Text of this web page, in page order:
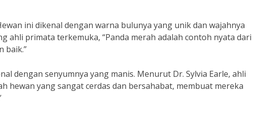
ini dikenal dengan warna bulunya yang unik dan wajahnya
ahli primata terkemuka, “Panda merah adalah contoh nyata dari
baik.”
dengan senyumnya yang manis. Menurut Dr. Sylvia Earle, ahli
hewan yang sangat cerdas dan bersahabat, membuat mereka